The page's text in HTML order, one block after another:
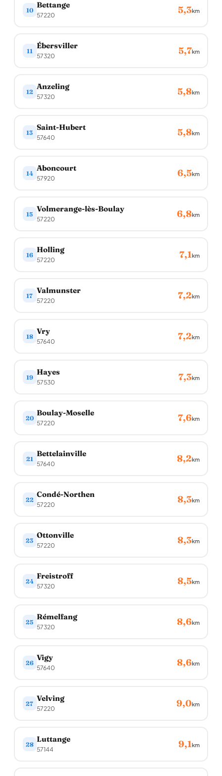
10
Bettange
57220 5,3km
11
Ébersviller
57320 5,7km
12
Anzeling
57320 5,8km
13
Saint-Hubert
57640 5,8km
14
Aboncourt
57920 6,5km
15
Volmerange-lès-Boulay
57220 6,8km
16
Holling
57220 7,1km
17
Valmunster
57220 7,2km
18
Vry
57640 7,2km
19
Hayes
57530 7,3km
20
Boulay-Moselle
57220 7,6km
21
Bettelainville
57640 8,2km
22
Condé-Northen
57220 8,3km
23
Ottonville
57220 8,3km
24
Freistroff
57320 8,5km
25
Rémelfang
57320 8,6km
26
Vigy
57640 8,6km
27
Velving
57220 9,0km
28
Luttange
57144 9,1km